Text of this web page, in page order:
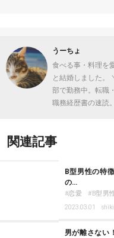
うーちょ
食べる事・料理を
と結婚しました。
部で勤務中。転職
職務経歴書の速読
関連記事
B型男性の特
の…
恋愛 B型男
2023.03.01 shiki
男が離さない